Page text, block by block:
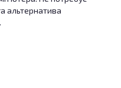
альтернатива